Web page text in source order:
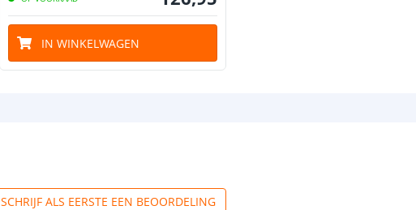
IN WINKELWAGEN
SCHRIJF ALS EERSTE EEN BEOORDELING